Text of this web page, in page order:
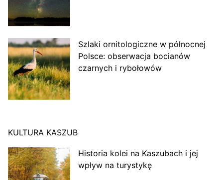
Szlaki ornitologiczne w północnej
Polsce: obserwacja bocianów
czarnych i rybołowów
KULTURA KASZUB
Historia kolei na Kaszubach i jej
wpływ na turystykę